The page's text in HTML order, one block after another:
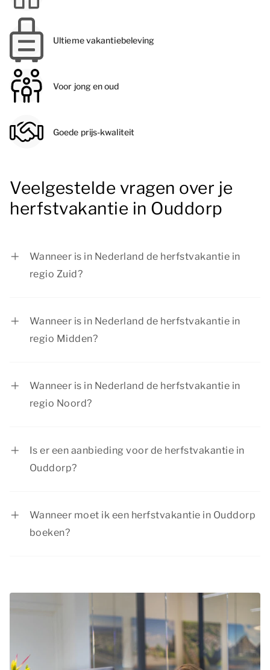
Ultieme vakantiebeleving
Voor jong en oud
Goede prijs-kwaliteit
Veelgestelde vragen over je
herfstvakantie in Ouddorp
Wanneer is in Nederland de herfstvakantie in
regio Zuid?
Wanneer is in Nederland de herfstvakantie in
regio Midden?
Wanneer is in Nederland de herfstvakantie in
regio Noord?
Is er een aanbieding voor de herfstvakantie in
Ouddorp?
Wanneer moet ik een herfstvakantie in Ouddorp
boeken?
in Ouddorp bij Summio Parcs en wees verzekerd